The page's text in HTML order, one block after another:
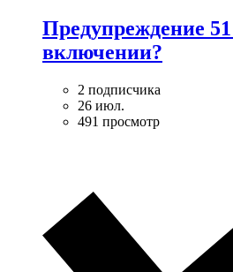
Предупреждение
включении?
2 подписчика
26 июл.
491 просмотр